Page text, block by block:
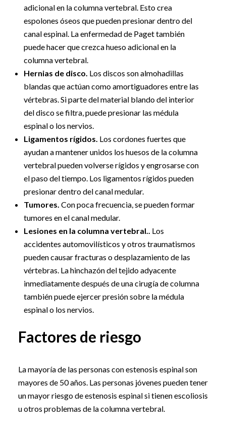
adicional en la columna vertebral. Esto crea
espolones óseos que pueden presionar dentro del
canal espinal. La enfermedad de Paget también
puede hacer que crezca hueso adicional en la
columna vertebral.
Hernias de disco. Los discos son almohadillas
blandas que actúan como amortiguadores entre las
vértebras. Si parte del material blando del interior
del disco se filtra, puede presionar las médula
espinal o los nervios.
Ligamentos rígidos. Los cordones fuertes que
ayudan a mantener unidos los huesos de la columna
vertebral pueden volverse rígidos y engrosarse con
el paso del tiempo. Los ligamentos rígidos pueden
presionar dentro del canal medular.
Tumores.Con poca frecuencia, se pueden formar
tumores en el canal medular.
Lesiones en la columna vertebral.. Los
accidentes automovilísticos y otros traumatismos
pueden causar fracturas o desplazamiento de las
vértebras. La hinchazón del tejido adyacente
inmediatamente después de una cirugía de columna
también puede ejercer presión sobre la médula
espinal o los nervios.
Factores de riesgo
La mayoría de las personas con estenosis espinal son
mayores de 50 años. Las personas jóvenes pueden tener
un mayor riesgo de estenosis espinal si tienen escoliosis
u otros problemas de la columna vertebral.